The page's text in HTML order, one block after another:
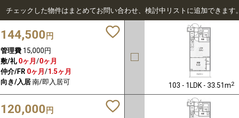
チェックした物件はまとめてお問い合わせ、検討中リストに追加できます。
144,500 円
管理費15,000円
敷/礼 0ヶ月/0ヶ月
仲介/FR 0ヶ月/1.5ヶ月
向き/入居南/即入居可 103 - 1LDK - 33.51m2
120,000 円